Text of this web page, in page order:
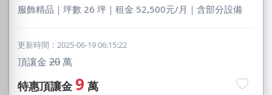
服飾精品｜坪數 26 坪｜租金 52,500元/月｜含部分設備
更新時間：2025-06-19 06:15:22
頂讓金 20萬
特惠頂讓金 9 萬